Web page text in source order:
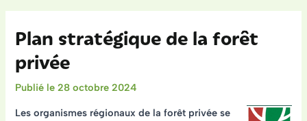
Plan stratégique de la forêt
privée
28 octobre 2024
Les organismes régionaux de la forêt privée se